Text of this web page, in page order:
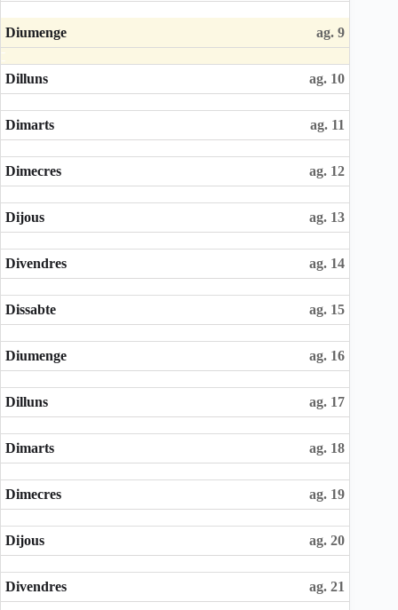
Diumenge ag. 9
Dilluns ag. 10
Dimarts ag. 11
Dimecres ag. 12
Dijous ag. 13
Divendres ag. 14
Dissabte ag. 15
Diumenge ag. 16
Dilluns ag. 17
Dimarts ag. 18
Dimecres ag. 19
Dijous ag. 20
Divendres ag. 21